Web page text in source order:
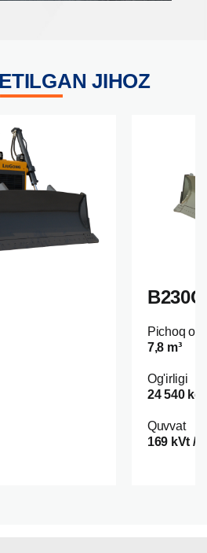
JIHOZ
B230C
Pichoq
7,8 m³
Og'irligi
24 540 kg
Quvvat
169 kVt /